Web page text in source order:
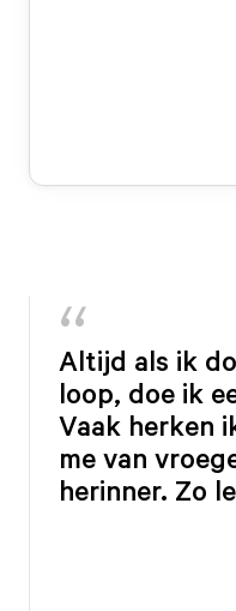
Altijd als ik
loop, doe ik
Vaak herken
me van
herinner. Zo